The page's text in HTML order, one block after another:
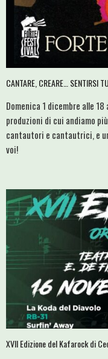
CANTARE, CREARE…
Domenica 1 dicembre alle
produzioni di cui andiamo
cantautori e cantautrici, e
voi!
XVII Edizione del Kafarock di